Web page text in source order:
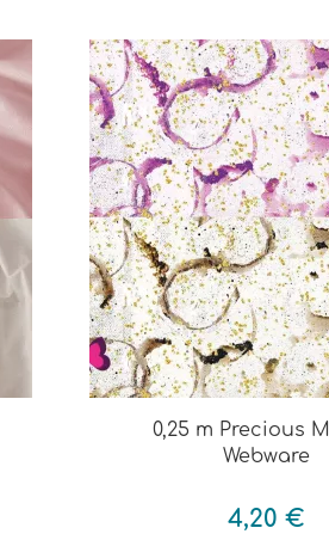
0,25 m Precious
Webware
4,20 €